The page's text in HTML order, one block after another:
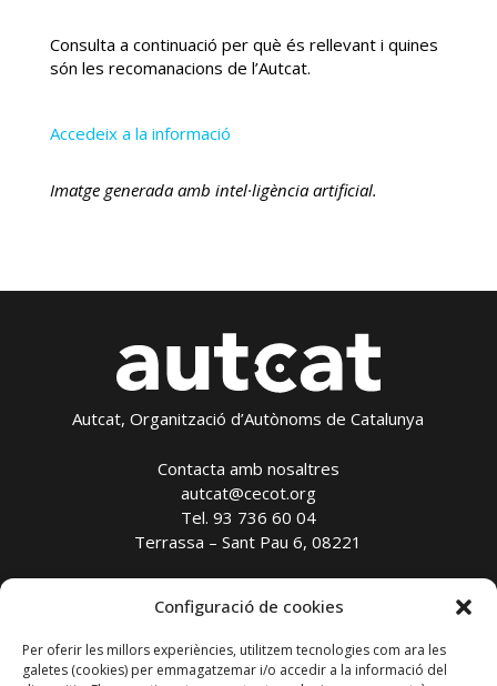
Configuració de cookies
Per oferir les millors experiències, utilitzem tecnologies com ara les
galetes (cookies) per emmagatzemar i/o accedir a la informació del
Consulta a continuació per què és rellevant i quines
són les recomanacions de l’Autcat.
Accedeix a la informació
Imatge generada amb intel·ligència artificial.
Autcat, Organització d’Autònoms de Catalunya
Contacta amb nosaltres
autcat@cecot.org
Tel. 93 736 60 04
Terrassa – Sant Pau 6, 08221
Avís legal
Política de cookies
Transparència